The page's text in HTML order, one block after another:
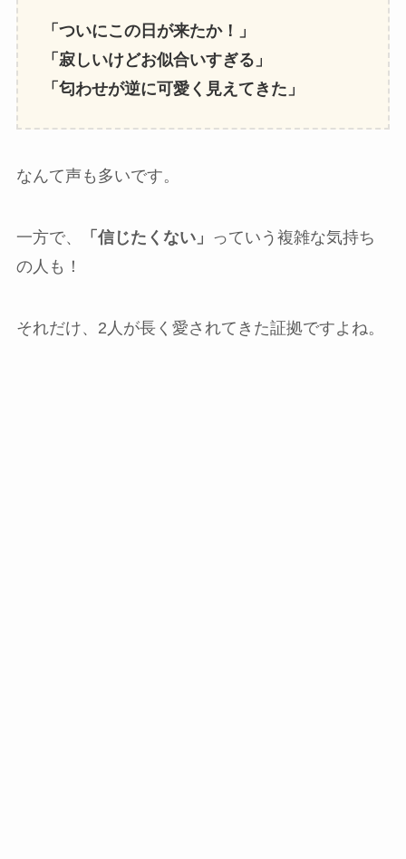
「ついにこの日が来たか！」
「寂しいけどお似合いすぎる」
「匂わせが逆に可愛く見えてきた」
なんて声も多いです。
一方で、 「信じたくない」 っていう複雑な気持ち
の人も！
それだけ、2人が長く愛されてきた証拠ですよね。